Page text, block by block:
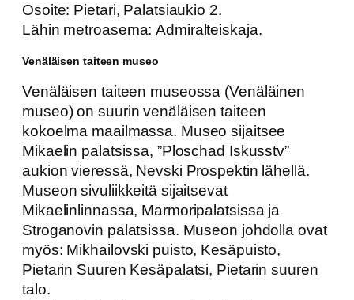
Osoite: Pietari, Palatsiaukio 2.
Lähin metroasema: Admiralteiskaja.
Venäläisen taiteen museo
Venäläisen taiteen museossa (Venäläinen
museo) on suurin venäläisen taiteen
kokoelma maailmassa. Museo sijaitsee
Mikaelin palatsissa, ”Ploschad Iskusstv”
aukion vieressä, Nevski Prospektin lähellä.
Museon sivuliikkeitä sijaitsevat
Mikaelinlinnassa, Marmoripalatsissa ja
Stroganovin palatsissa. Museon johdolla ovat
myös: Mikhailovski puisto, Kesäpuisto,
Pietarin Suuren Kesäpalatsi, Pietarin suuren
talo.